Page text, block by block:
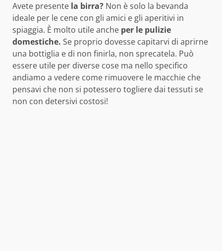
Avete presente la birra? Non è solo la bevanda
ideale per le cene con gli amici e gli aperitivi in
spiaggia. È molto utile anche per le pulizie
domestiche. Se proprio dovesse capitarvi di aprirne
una bottiglia e di non finirla, non sprecatela. Può
essere utile per diverse cose ma nello specifico
andiamo a vedere come rimuovere le macchie che
pensavi che non si potessero togliere dai tessuti se
non con detersivi costosi!